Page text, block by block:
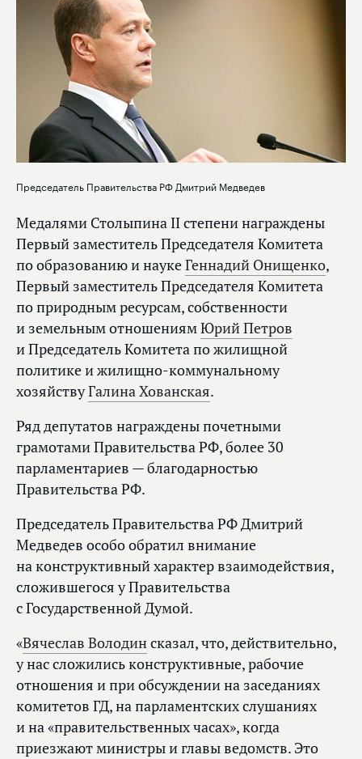
Председатель Правительства РФ Дмитрий Медведев
Медалями Столыпина II степени награждены
Первый заместитель Председателя Комитета
по образованию и наукеГеннадий Онищенко,
Первый заместитель Председателя Комитета
по природным ресурсам, собственности
и земельным отношениямЮрий Петров
и Председатель Комитета по жилищной
политике и жилищно-коммунальному
хозяйствуГалина Хованская.
Ряд депутатов награждены почетными
грамотами Правительства РФ, более 30
парламентариев — благодарностью
Правительства РФ.
Председатель Правительства РФ Дмитрий
Медведев особо обратил внимание
на конструктивный характер взаимодействия,
сложившегося у Правительства
с Государственной Думой.
«Вячеслав Володинсказал, что, действительно,
у нас сложились конструктивные, рабочие
отношения и при обсуждении на заседаниях
комитетов ГД, на парламентских слушаниях
и на «правительственных часах», когда
приезжают министры и главы ведомств. Это